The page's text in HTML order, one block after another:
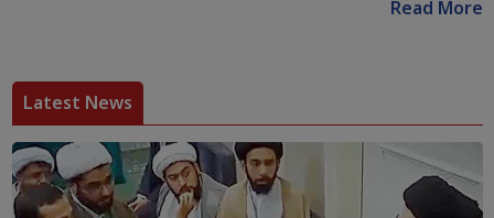
Read More
Latest News